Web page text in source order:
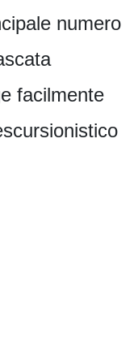
numero
facilmente